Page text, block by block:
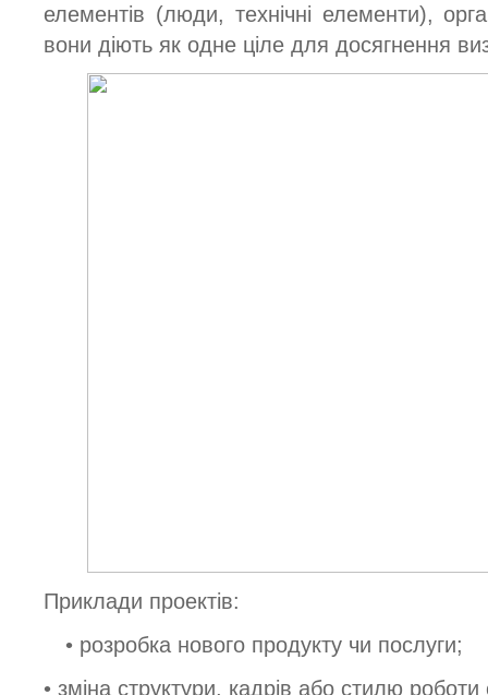
елементів (люди, технічні елементи),
вони діють як одне ціле для досягнення
Приклади проектів:
• розробка нового продукту чи послуги;
• зміна структури, кадрів або стилю роботи